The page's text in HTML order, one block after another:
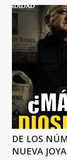
DE LOS
NUEVA